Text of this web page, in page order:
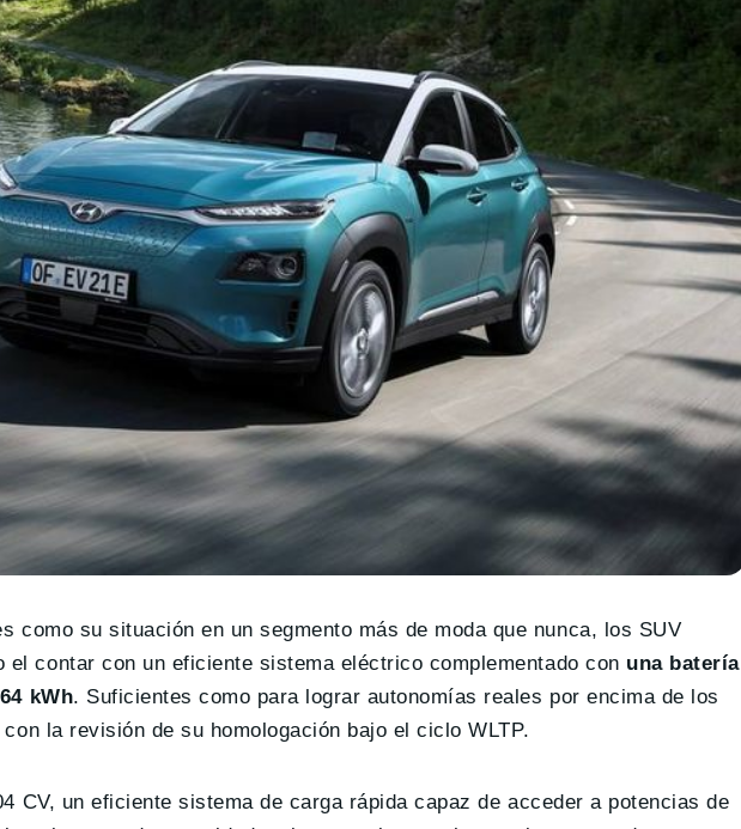
como su situación en un segmento más de moda que nunca, los SUV
contar con un eficiente sistema eléctrico complementado con una batería
kWh. Suficientes como para lograr autonomías reales por encima de los
la revisión de su homologación bajo el ciclo WLTP.
CV, un eficiente sistema de carga rápida capaz de acceder a potencias de